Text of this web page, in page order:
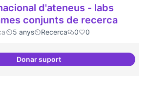
d'ateneus - labs
conjunts de recerca
5 anys Recerca 0 0
Donar suportXarxa internacional d'ateneus -